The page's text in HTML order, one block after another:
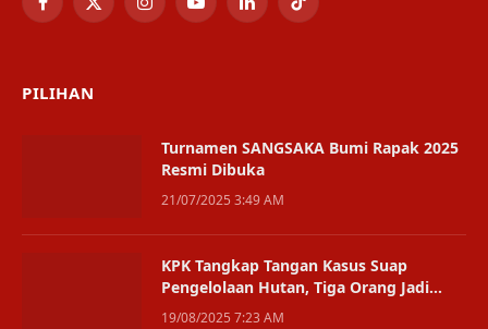
Facebook
X
InstagramYouTubeLinkedInTikTok
PILIHAN
Turnamen SANGSAKA Bumi Rapak 2025
Resmi Dibuka
21/07/2025 3:49 AM
KPK Tangkap Tangan Kasus Suap
Pengelolaan Hutan, Tiga Orang Jadi
Tersangka
19/08/2025 7:23 AM